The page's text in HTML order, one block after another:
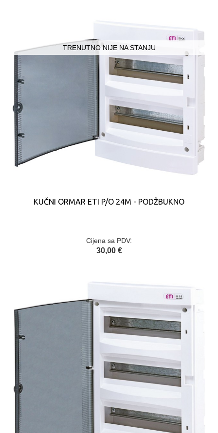
TRENUTNO NIJE NA STANJU
KUČNI ORMAR ETI P/O 24M - PODŽBUKNO
Cijena sa PDV:
30,00 €